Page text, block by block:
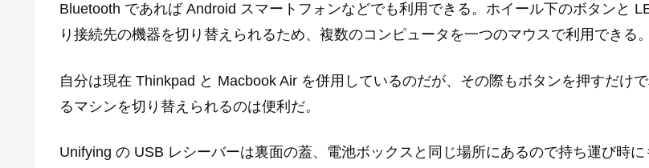
Bluetooth であれば Android スマートフォンなどでも利用できる。ホイール下のボタンと
り接続先の機器を切り替えられるため、複数のコンピュータを一つのマウスで利用できる。
自分は現在 Thinkpad と Macbook Air を併用しているのだが、その際もボタンを押すだけ
るマシンを切り替えられるのは便利だ。
Unifying の USB レシーバーは裏面の蓋、電池ボックスと同じ場所にあるので持ち運び時に